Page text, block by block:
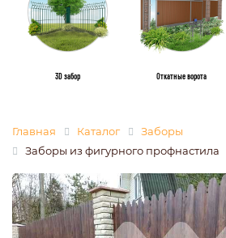
3D забор Откатные ворота
Главная Каталог
Заборы
Заборы из фигурного профнастила